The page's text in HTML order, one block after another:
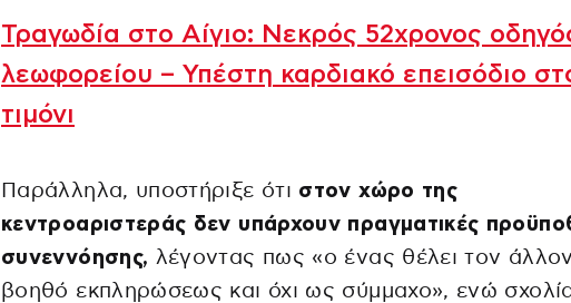
Τραγωδία στο Αίγιο: Νεκρός 52χρονος
λεωφορείου – Υπέστη καρδιακό επεισόδιο
τιμόνι
Παράλληλα, υποστήριξε ότι στον χώρο της
κεντροαριστεράς δεν υπάρχουν πραγματικές
συνεννόησης, λέγοντας πως «ο ένας θέλει τον
βοηθό εκπληρώσεως και όχι ως σύμμαχο», ενώ